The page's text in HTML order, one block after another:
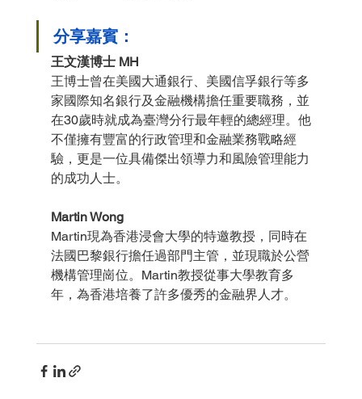
分享嘉賓：
王文漢博士 MH
王博士曾在美國大通銀行、美國信孚銀行等多
家國際知名銀行及金融機構擔任重要職務，並
在30歲時就成為臺灣分行最年輕的總經理。他
不僅擁有豐富的行政管理和金融業務戰略經
驗，更是一位具備傑出領導力和風險管理能力
的成功人士。
Martin Wong
Martin現為香港浸會大學的特邀教授，同時在
法國巴黎銀行擔任過部門主管，並現職於公營
機構管理崗位。Martin教授從事大學教育多
年，為香港培養了許多優秀的金融界人才。